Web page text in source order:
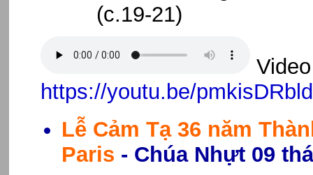
(c.19-21)
https://youtu.be/
Lễ Cảm Tạ 36 năm
Paris - Chúa Nhựt 09